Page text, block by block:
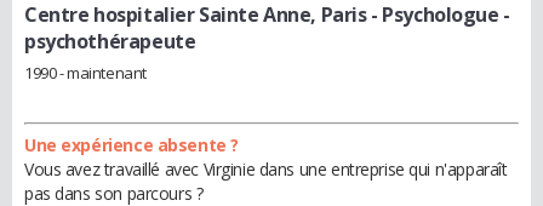
Centre hospitalier Sainte Anne, Paris- Psychologue -
psychothérapeute
1990 - maintenant
Une expérience absente ?
Vous avez travaillé avec Virginie dans une entreprise qui n'apparaît
pas dans son parcours ?